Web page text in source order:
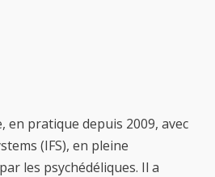
en pratique depuis 2009, avec
(IFS), en pleine
les psychédéliques. Il a